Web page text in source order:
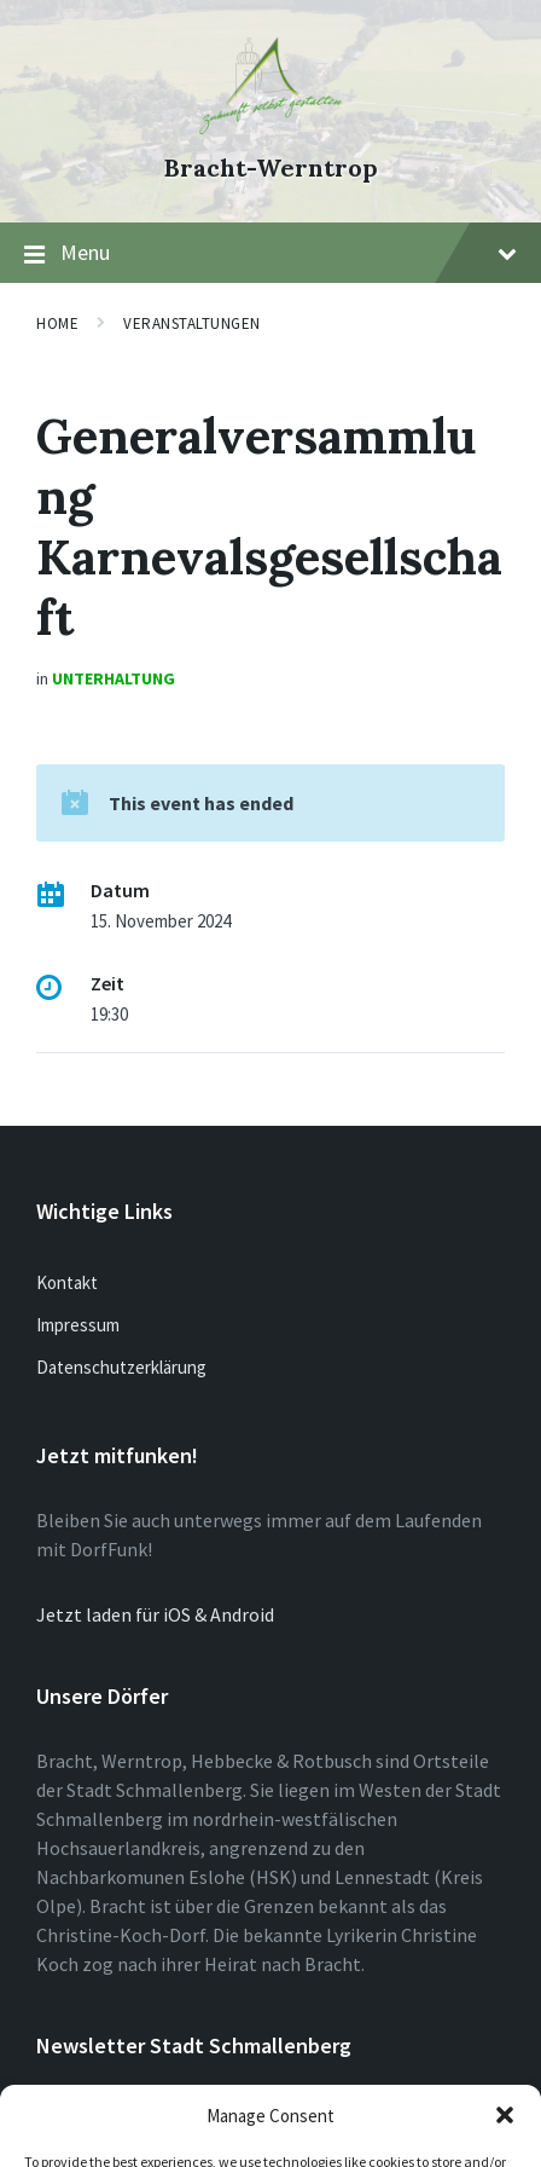
Manage Consent
To provide the best experiences, we use technologies like cookies to store and/or
to
to
navigation
to
Bracht-Werntrop
Menu
HOME VERANSTALTUNGEN
Generalversammlu
ng
Karnevalsgesellscha
ft
in UNTERHALTUNG
This event has ended
Datum
15. November 2024
Zeit
19:30
Wichtige Links
Kontakt
Impressum
Datenschutzerklärung
Jetzt mitfunken!
Bleiben Sie auch unterwegs immer auf dem Laufenden
mit DorfFunk!
Jetzt laden für iOS & Android
Unsere Dörfer
Bracht, Werntrop, Hebbecke & Rotbusch sind Ortsteile
der Stadt Schmallenberg. Sie liegen im Westen der Stadt
Schmallenberg im nordrhein-westfälischen
Hochsauerlandkreis, angrenzend zu den
Nachbarkomunen Eslohe (HSK) und Lennestadt (Kreis
Olpe). Bracht ist über die Grenzen bekannt als das
Christine-Koch-Dorf. Die bekannte Lyrikerin Christine
Koch zog nach ihrer Heirat nach Bracht.
Newsletter Stadt Schmallenberg